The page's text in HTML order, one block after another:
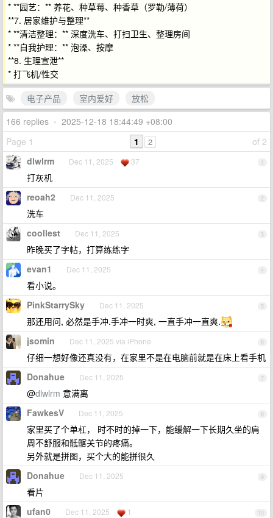
* **园艺：** 养花、种草莓、种香草（罗勒/薄荷）
**7. 居家维护与整理**
* **清洁整理：** 深度洗车、打扫卫生、整理房间
* **自我护理：** 泡澡、按摩
**8. 生理宣泄**
* 打飞机/性交
电子产品
室内爱好
放松
166 replies • 2025-12-18 18:44:49 +08:00
Page 1
of 2
1 2
1
dlwlrm Dec 11, 2025 37
打灰机
2
reoah2 Dec 11, 2025
洗车
3
coollest Dec 11, 2025
昨晚买了字帖，打算练练字
4
evan1 Dec 11, 2025
看小说。
5
PinkStarrySky Dec 11, 2025
那还用问, 必然是手冲.手冲一时爽, 一直手冲一直爽.
6
jsomin Dec 11, 2025 via iPhone
仔细一想好像还真没有，在家里不是在电脑前就是在床上看手机
7
Donahue Dec 11, 2025
@dlwlrm 意满离
8
FawkesV Dec 11, 2025
家里买了个单杠， 时不时的掉一下，能缓解一下长期久坐的肩
周不舒服和骶髂关节的疼痛。
另外就是拼图，买个大的能拼很久
9
Donahue Dec 11, 2025
看片
10
ufan0 Dec 11, 2025 1